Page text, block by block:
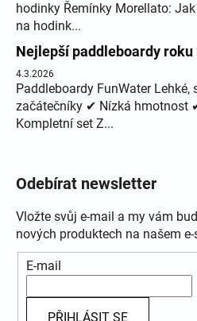
hodinky Řemínky Morellato:
na hodink...
Nejlepší paddleboardy roku
4.3.2026
Paddleboardy FunWater
začátečníky ✔ Nízká hmotnost
Kompletní set Z...
Odebírat newsletter
Vložte svůj e-mail a my vám
nových produktech na našem e-
E-mail
PŘIHLÁSIT SE